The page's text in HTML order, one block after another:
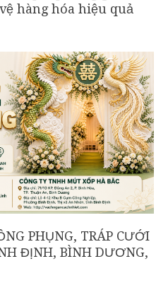
hàng hóa hiệu quả
PHỤNG, TRÁP CƯỚI
ĐỊNH, BÌNH DƯƠNG,